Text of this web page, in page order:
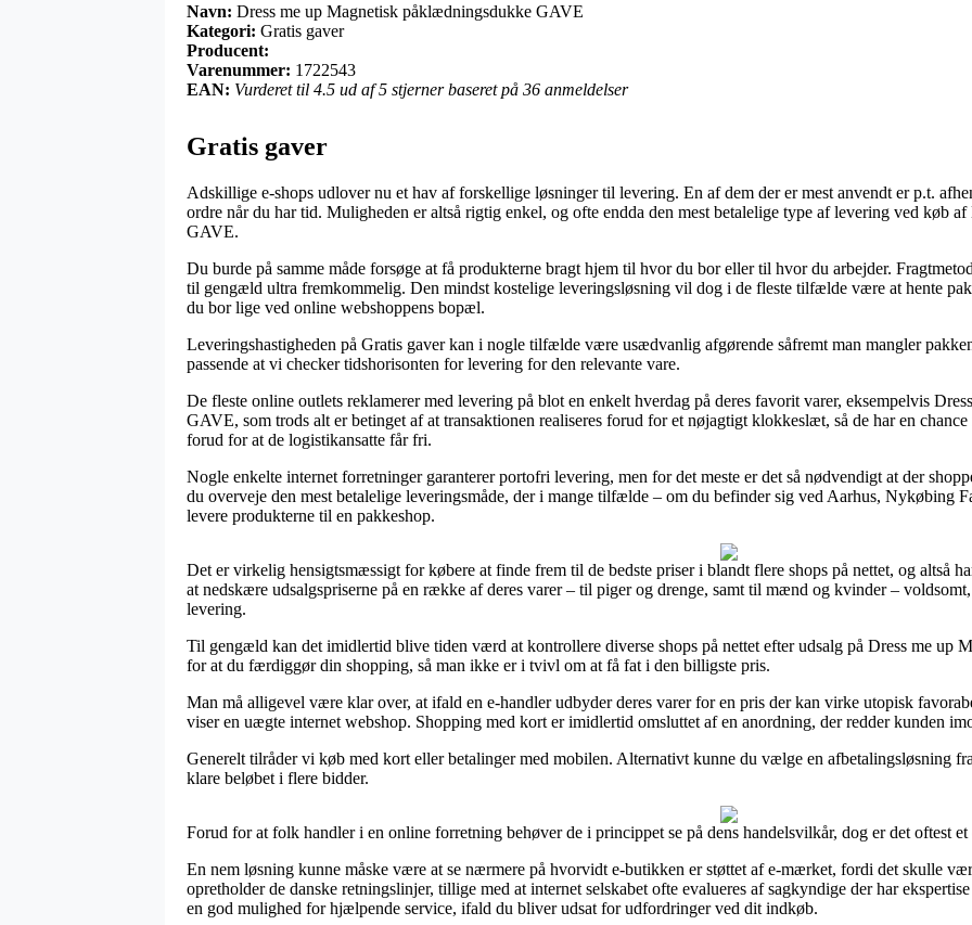
Navn: Dress me up Magnetisk påklædningsdukke GAVE
Kategori: Gratis gaver
Producent:
Varenummer: 1722543
EAN: Vurderet til 4.5 ud af 5 stjerner baseret på 36 anmeldelser
Gratis gaver
Adskillige e-shops udlover nu et hav af forskellige løsninger til levering. En af dem der er mest anvendt er p.t.
ordre når du har tid. Muligheden er altså rigtig enkel, og ofte endda den mest betalelige type af levering ved køb
GAVE.
Du burde på samme måde forsøge at få produkterne bragt hjem til hvor du bor eller til hvor du arbejder.
til gengæld ultra fremkommelig. Den mindst kostelige leveringsløsning vil dog i de fleste tilfælde være at hente
du bor lige ved online webshoppens bopæl.
Leveringshastigheden på Gratis gaver kan i nogle tilfælde være usædvanlig afgørende såfremt man mangler
passende at vi checker tidshorisonten for levering for den relevante vare.
De fleste online outlets reklamerer med levering på blot en enkelt hverdag på deres favorit varer, eksempelvis
GAVE, som trods alt er betinget af at transaktionen realiseres forud for et nøjagtigt klokkeslæt, så de har en
forud for at de logistikansatte får fri.
Nogle enkelte internet forretninger garanterer portofri levering, men for det meste er det så nødvendigt at der
du overveje den mest betalelige leveringsmåde, der i mange tilfælde – om du befinder sig ved Aarhus, Nykøbing
levere produkterne til en pakkeshop.
Det er virkelig hensigtsmæssigt for købere at finde frem til de bedste priser i blandt flere shops på nettet, og altså
at nedskære udsalgspriserne på en række af deres varer – til piger og drenge, samt til mænd og kvinder –
levering.
Til gengæld kan det imidlertid blive tiden værd at kontrollere diverse shops på nettet efter udsalg på Dress me up
for at du færdiggør din shopping, så man ikke er i tvivl om at få fat i den billigste pris.
Man må alligevel være klar over, at ifald en e-handler udbyder deres varer for en pris der kan virke utopisk
viser en uægte internet webshop. Shopping med kort er imidlertid omsluttet af en anordning, der redder kunden
Generelt tilråder vi køb med kort eller betalinger med mobilen. Alternativt kunne du vælge en afbetalingsløsning
klare beløbet i flere bidder.
Forud for at folk handler i en online forretning behøver de i princippet se på dens handelsvilkår, dog er det oftest et
En nem løsning kunne måske være at se nærmere på hvorvidt e-butikken er støttet af e-mærket, fordi det skulle
opretholder de danske retningslinjer, tillige med at internet selskabet ofte evalueres af sagkyndige der har
en god mulighed for hjælpende service, ifald du bliver udsat for udfordringer ved dit indkøb.